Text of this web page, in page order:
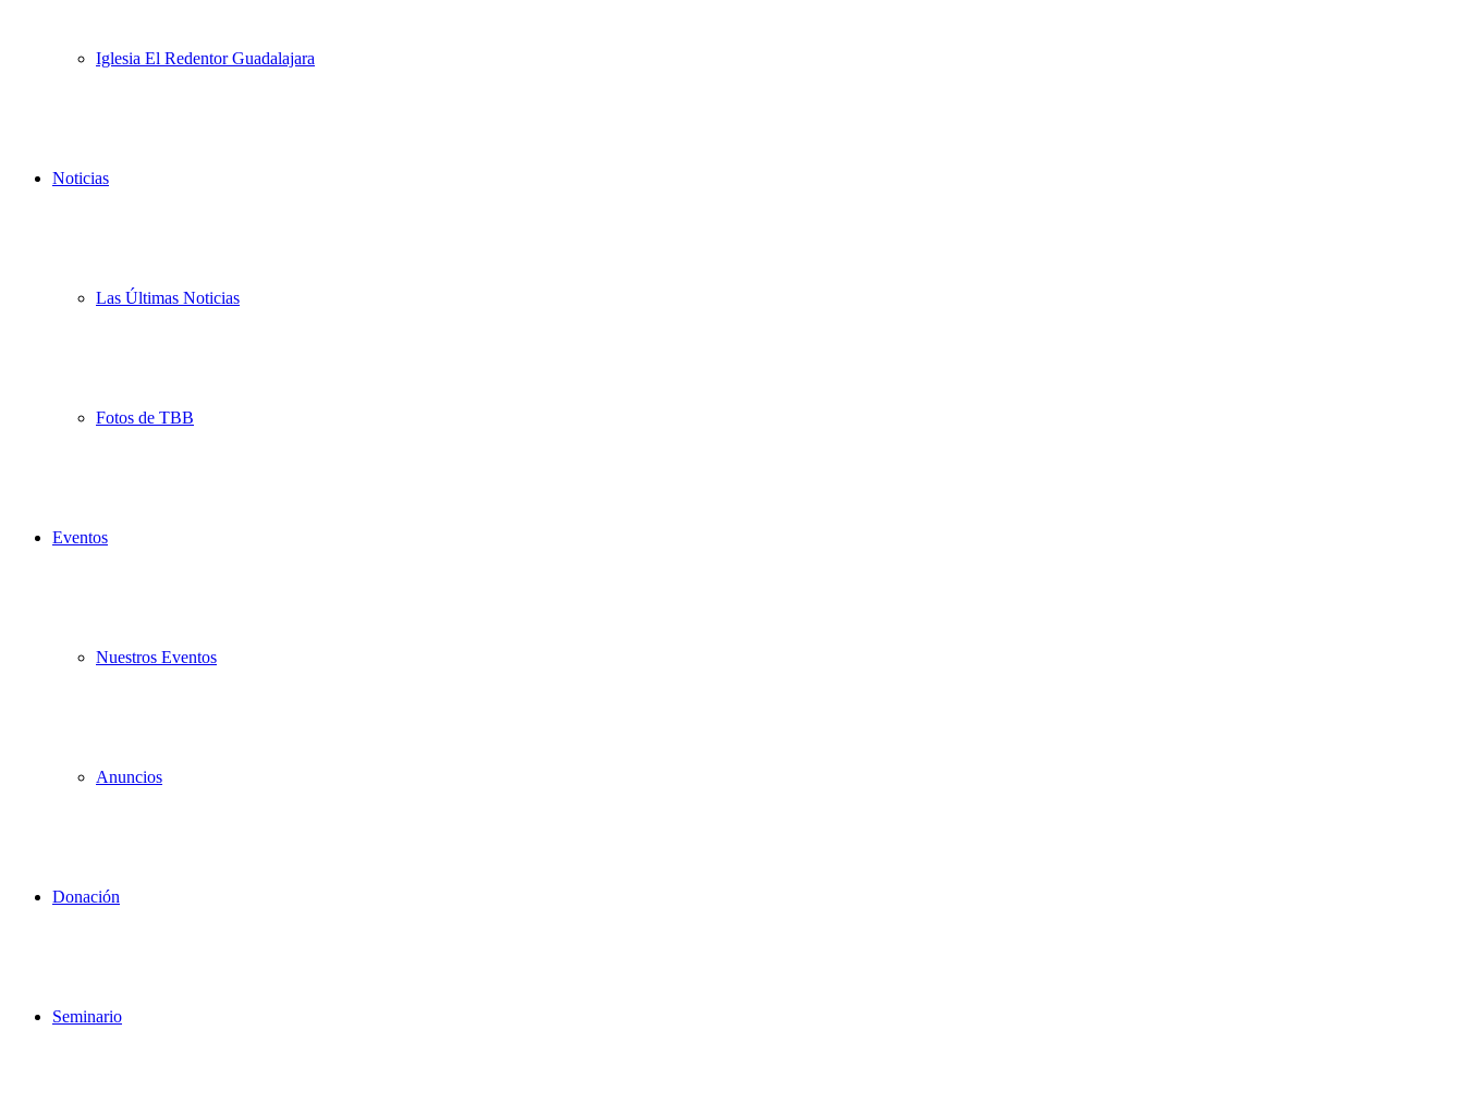
Iglesia El Redentor Guadalajara
Noticias
Las Últimas Noticias
Fotos de TBB
Eventos
Nuestros Eventos
Anuncios
Donación
Seminario